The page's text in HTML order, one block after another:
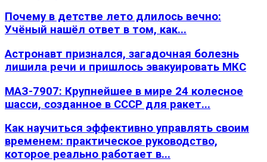
Почему в детстве лето длилось вечно:
Учёный нашёл ответ в том, как...
Астронавт признался, загадочная болезнь
лишила речи и пришлось эвакуировать МКС
МАЗ-7907: Крупнейшее в мире 24 колесное
шасси, созданное в СССР для ракет...
Как научиться эффективно управлять своим
временем: практическое руководство,
которое реально работает в...